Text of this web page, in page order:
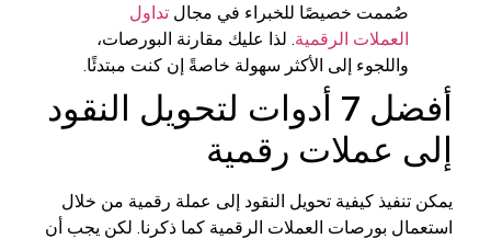
صُممت خصيصًا للخبراء في مجال تداول
العملات الرقمية. لذا عليك مقارنة البورصات،
واللجوء إلى الأكثر سهولة خاصةً إن كنت مبتدئًا.
أفضل 7 أدوات لتحويل النقود
إلى عملات رقمية
يمكن تنفيذ كيفية تحويل النقود إلى عملة رقمية من خلال
استعمال بورصات العملات الرقمية كما ذكرنا. لكن يجب أن